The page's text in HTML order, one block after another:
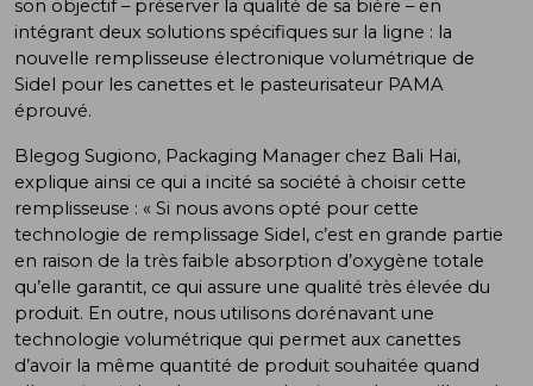
son objectif – préserver la qualité de sa bière – en
intégrant deux solutions spécifiques sur la ligne : la
nouvelle remplisseuse électronique volumétrique de
Sidel pour les canettes et le pasteurisateur PAMA
éprouvé.
Blegog Sugiono, Packaging Manager chez Bali Hai,
explique ainsi ce qui a incité sa société à choisir cette
remplisseuse : « Si nous avons opté pour cette
technologie de remplissage Sidel, c’est en grande partie
en raison de la très faible absorption d’oxygène totale
qu’elle garantit, ce qui assure une qualité très élevée du
produit. En outre, nous utilisons dorénavant une
technologie volumétrique qui permet aux canettes
d’avoir la même quantité de produit souhaitée quand